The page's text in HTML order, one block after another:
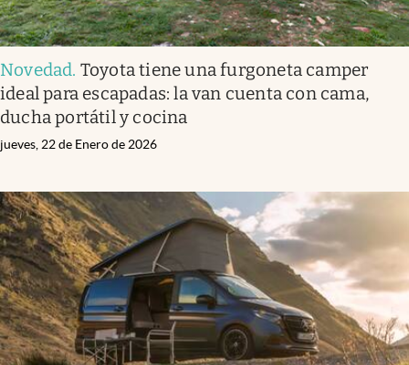
Novedad. Toyota tiene una furgoneta camper
ideal para escapadas: la van cuenta con cama,
ducha portátil y cocina
jueves, 22 de Enero de 2026